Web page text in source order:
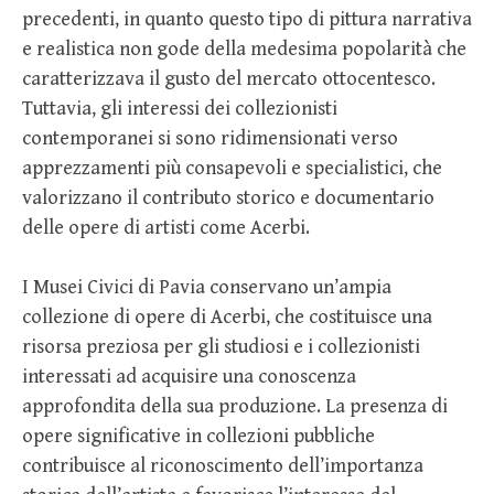
precedenti, in quanto questo tipo di pittura narrativa
e realistica non gode della medesima popolarità che
caratterizzava il gusto del mercato ottocentesco.
Tuttavia, gli interessi dei collezionisti
contemporanei si sono ridimensionati verso
apprezzamenti più consapevoli e specialistici, che
valorizzano il contributo storico e documentario
delle opere di artisti come Acerbi.
I Musei Civici di Pavia conservano un’ampia
collezione di opere di Acerbi, che costituisce una
risorsa preziosa per gli studiosi e i collezionisti
interessati ad acquisire una conoscenza
approfondita della sua produzione. La presenza di
opere significative in collezioni pubbliche
contribuisce al riconoscimento dell’importanza